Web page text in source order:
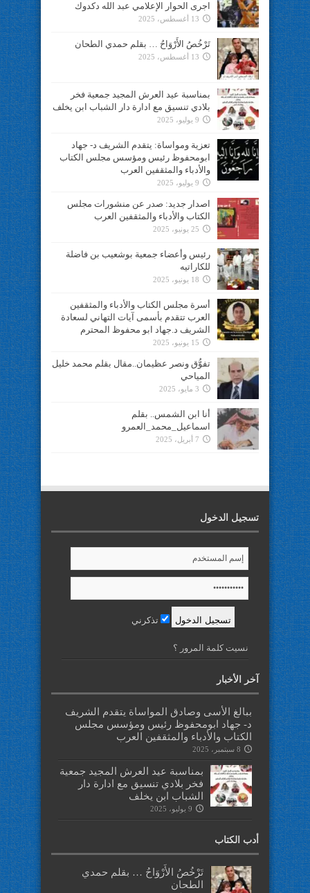
اجرى الحوار الإعلامي عبد الله دكدوك
13 أغسطس، 2025
تَرْخُصُ الأَرْوَاحُ … بقلم حمدي الطحان
13 أغسطس، 2025
بمناسبة عيد العرش المجيد جمعية فخر
بلادي تنسيق مع ادارة دار الشباب ابن يخلف
9 يوليو، 2025
تعزية ومواساة: يتقدم الشريف د- جهاد
ابومحفوظ رئيس ومؤسس مجلس الكتاب
والأدباء والمثقفين العرب
9 يوليو، 2025
اصدار جديد: صدر عن منشورات مجلس
الكتاب والأدباء والمثقفين العرب
25 يونيو، 2025
رئيس وأعضاء جمعية بوشعيب بن فاضلة
للكاراتيه
18 يونيو، 2025
أسرة مجلس الكتاب والأدباء والمثقفين
العرب تتقدم بأسمى آيات التهاني لسعادة
الشريف د.جهاد ابو محفوظ المحترم
15 يونيو، 2025
تفوُّق ونصر عظيمان..مقال بقلم محمد خليل
المياحي
3 مايو، 2025
أنا ابن الشمس.. بقلم
اسماعيل_محمد_العمرو
7 أبريل، 2025
تسجيل الدخول
تذكرني
نسيت كلمة المرور ؟
آخر الأخبار
ببالغ الأسى وصادق المواساة يتقدم الشريف
د- جهاد ابومحفوظ رئيس ومؤسس مجلس
الكتاب والأدباء والمثقفين العرب
8 سبتمبر، 2025
بمناسبة عيد العرش المجيد جمعية
فخر بلادي تنسيق مع ادارة دار
الشباب ابن يخلف
9 يوليو، 2025
أدب الكتاب
تَرْخُصُ الأَرْوَاحُ … بقلم حمدي
الطحان